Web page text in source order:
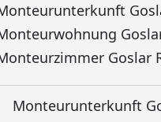
Goslar
Monteurunterkunft